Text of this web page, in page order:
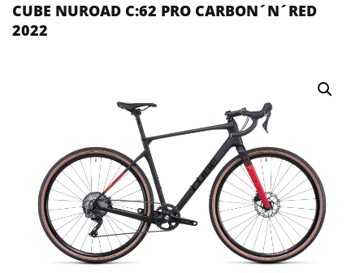
CUBE NUROAD C:62 PRO CARBON´N´RED
2022